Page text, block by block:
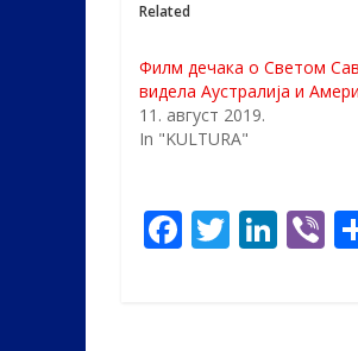
Related
Филм дечака о Светом
видела Аустралија и
11. август 2019.
In "KULTURA"
F T Li Vi